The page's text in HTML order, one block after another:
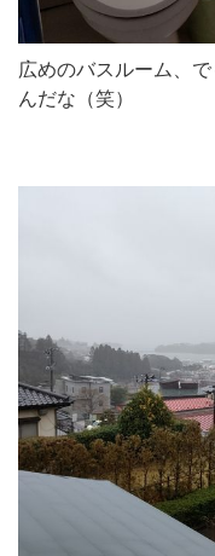
広めのバスルーム、
んだな（笑）